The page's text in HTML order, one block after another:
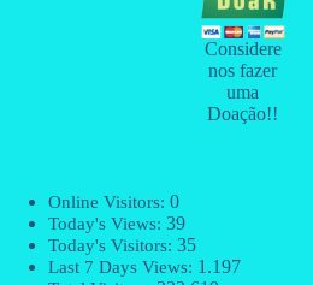
Considere
nos fazer
uma
Doação!!
Online Visitors: 0
Today's Views: 39
Today's Visitors: 35
Last 7 Days Views: 1.197